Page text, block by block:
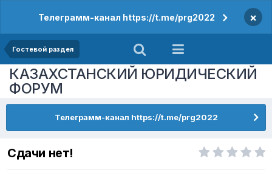
Телеграмм-канал https://t.me/prg2022 ×
Гостевой раздел
КАЗАХСТАНСКИЙ ЮРИДИЧЕСКИЙ
ФОРУМ
Телеграмм-канал https://t.me/prg2022
Сдачи нет!